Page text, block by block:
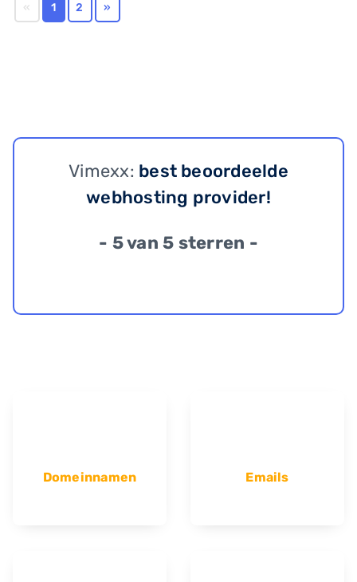
« 1 2 »
Vimexx: best beoordeelde
webhosting provider!
- 5 van 5 sterren -
Domeinnamen Emails